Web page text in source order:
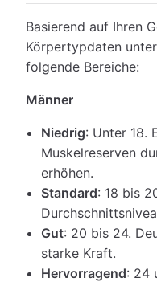
Basierend auf Ihren
Körpertypdaten
folgende Bereiche:
Männer
Niedrig: Unter 18.
Muskelreserven
erhöhen.
Standard: 18 bis
Gut: 20 bis 24.
starke Kraft.
Hervorragend: 24